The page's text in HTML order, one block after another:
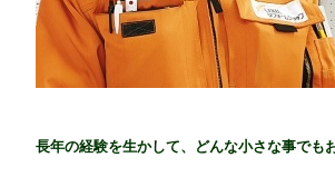
長年の経験を生かして、どんな小さな事でも